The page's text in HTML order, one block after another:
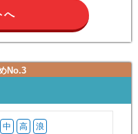
へ
No.3
中 高 浪